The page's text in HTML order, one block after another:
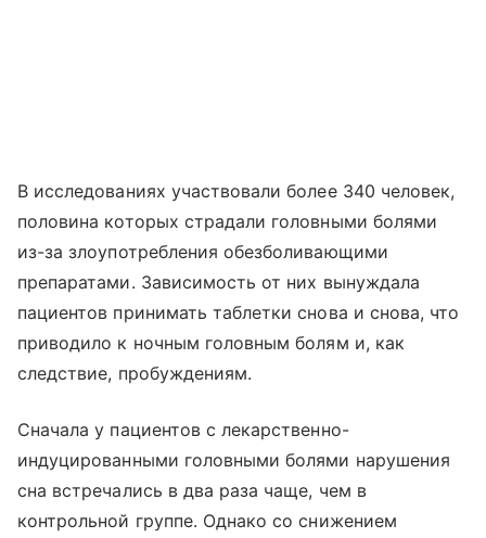
В исследованиях участвовали более 340 человек,
половина которых страдали головными болями
из-за злоупотребления обезболивающими
препаратами. Зависимость от них вынуждала
пациентов принимать таблетки снова и снова, что
приводило к ночным головным болям и, как
следствие, пробуждениям.
Сначала у пациентов с лекарственно-
индуцированными головными болями нарушения
сна встречались в два раза чаще, чем в
контрольной группе. Однако со снижением